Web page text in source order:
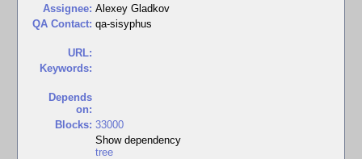
Assignee: Alexey Gladkov
QA Contact: qa-sisyphus
URL:
Keywords:
Depends
on:
Blocks: 33000
Show dependency
tree